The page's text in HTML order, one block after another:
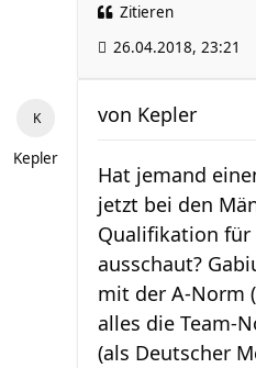
Zitieren
26.04.2018, 23:21
Kepler
von Kepler
Hat jemand
jetzt bei den
Qualifikation für
ausschaut?
mit der A-Norm
alles die Team-
(als Deutscher